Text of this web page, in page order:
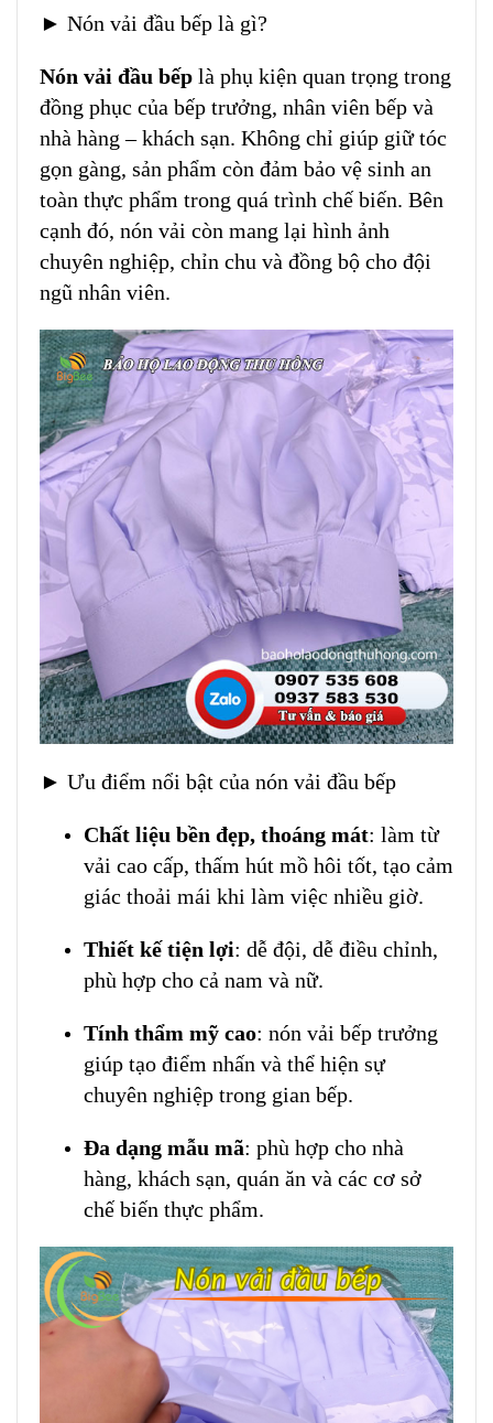
► Nón vải đầu bếp là gì?
Nón vải đầu bếp là phụ kiện quan trọng trong
đồng phục của bếp trưởng, nhân viên bếp và
nhà hàng – khách sạn. Không chỉ giúp giữ tóc
gọn gàng, sản phẩm còn đảm bảo vệ sinh an
toàn thực phẩm trong quá trình chế biến. Bên
cạnh đó, nón vải còn mang lại hình ảnh
chuyên nghiệp, chỉn chu và đồng bộ cho đội
ngũ nhân viên.
► Ưu điểm nổi bật của nón vải đầu bếp
Chất liệu bền đẹp, thoáng mát: làm từ
vải cao cấp, thấm hút mồ hôi tốt, tạo cảm
giác thoải mái khi làm việc nhiều giờ.
Thiết kế tiện lợi: dễ đội, dễ điều chỉnh,
phù hợp cho cả nam và nữ.
Tính thẩm mỹ cao: nón vải bếp trưởng
giúp tạo điểm nhấn và thể hiện sự
chuyên nghiệp trong gian bếp.
Đa dạng mẫu mã: phù hợp cho nhà
hàng, khách sạn, quán ăn và các cơ sở
chế biến thực phẩm.